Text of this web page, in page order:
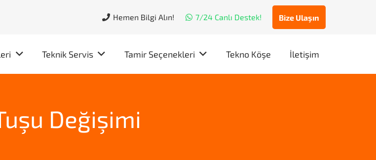
Hemen Bilgi Alın! 7/24 Canlı Destek! Bize Ulaşın
Teknik Servis Tamir Seçenekleri Tekno Köşe İletişim
Değişimi